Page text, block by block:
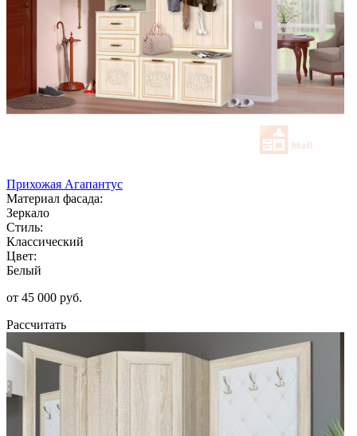
Прихожая Агапантус
Материал фасада:
Зеркало
Стиль:
Классический
Цвет:
Белый
от 45 000 руб.
Рассчитать